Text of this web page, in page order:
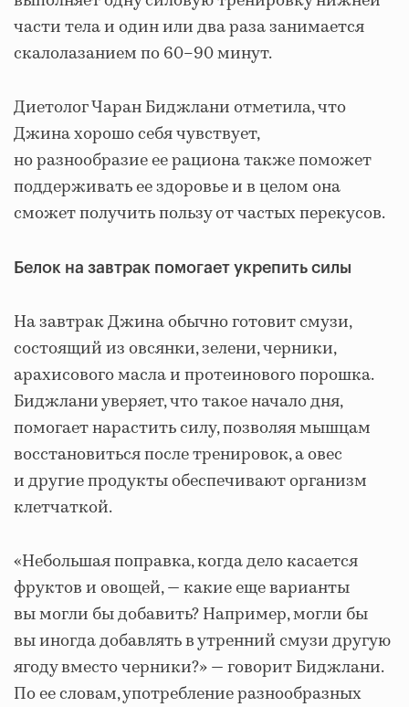
части тела и один или два раза занимается
скалолазанием по 60–90 минут.
Диетолог Чаран Биджлани отметила, что
Джина хорошо себя чувствует,
но разнообразие ее рациона также поможет
поддерживать ее здоровье и в целом она
сможет получить пользу от частых перекусов.
Белок на завтрак помогает укрепить силы
На завтрак Джина обычно готовит смузи,
состоящий из овсянки, зелени, черники,
арахисового масла и протеинового порошка.
Биджлани уверяет, что такое начало дня,
помогает нарастить силу, позволяя мышцам
восстановиться после тренировок, а овес
и другие продукты обеспечивают организм
клетчаткой.
«Небольшая поправка, когда дело касается
фруктов и овощей, — какие еще варианты
вы могли бы добавить? Например, могли бы
вы иногда добавлять в утренний смузи другую
ягоду вместо черники?» — говорит Биджлани.
По ее словам, употребление разнообразных